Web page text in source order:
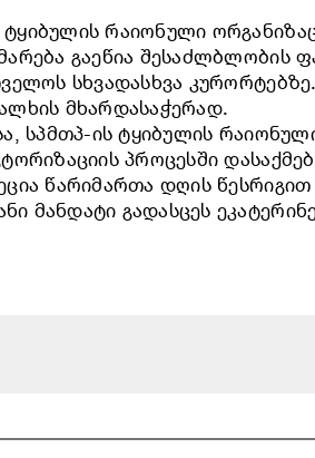
რაიონული
გაეწია შესაძლბლობის
სხვადასხვა
მხარდასაჭერად.
სპმთპ-ის ტყიბულის
პროცესში
წარიმართა დღის
მანდატი გადასცეს